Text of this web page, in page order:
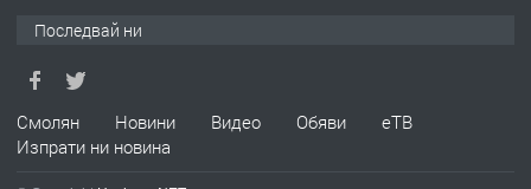
ПРЕДЛАГА Давам Заведение Под Наем
Последвай ни
Смолян Новини Видео Обяви
еТВ
Изпрати ни новина